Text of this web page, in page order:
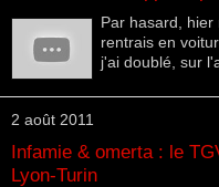
Par hasard,
rentrais en
j'ai doublé, sur
2 août 2011
Infamie & omerta : le
Lyon-Turin